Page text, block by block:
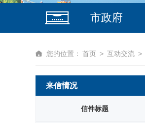
网站首页
市政府
您的位置： 首页 > 互动交流 >
来信情况
信件标题